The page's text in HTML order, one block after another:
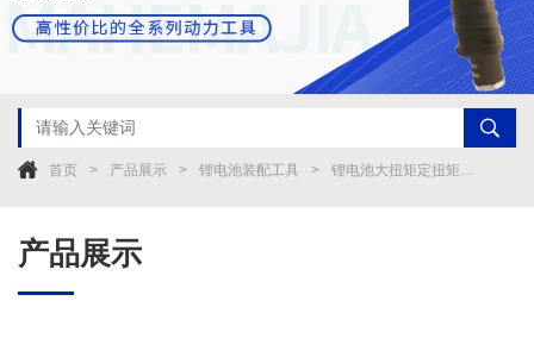
首页 产品展示 锂电池装配工具 锂电池大扭矩定扭矩扳手
产品展示